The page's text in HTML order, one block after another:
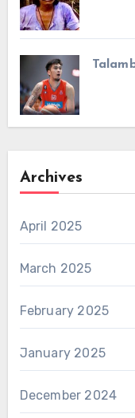
Archives
April 2025
March 2025
February 2025
January 2025
December 2024